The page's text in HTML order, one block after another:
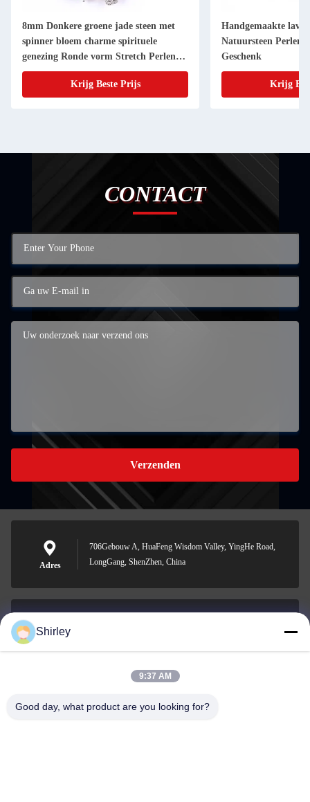
8mm Donkere groene jade steen met
spinner bloem charme spirituele
genezing Ronde vorm Stretch Perlen
Armband
Krijg Beste Prijs
Handgemaakte
Natuursteen Perlen
Geschenk
Krijg
CONTACT
Verzenden
Adres
706Gebouw A, HuaFeng Wisdom Valley, YingHe Road,
LongGang, ShenZhen, China
0086-18148506772
Shirley
9:37 AM
Good day, what product are you looking for?